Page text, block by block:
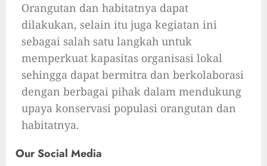
Orangutan dan habitatnya dapat
dilakukan, selain itu juga kegiatan ini
sebagai salah satu langkah untuk
memperkuat kapasitas organisasi lokal
sehingga dapat bermitra dan berkolaborasi
dengan berbagai pihak dalam mendukung
upaya konservasi populasi orangutan dan
habitatnya.
Our Social Media